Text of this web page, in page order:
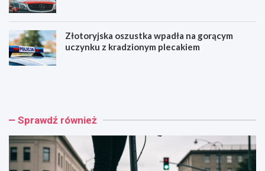
Złotoryjska oszustka wpadła na gorącym
uczynku z kradzionym plecakiem
H
n
g
a
k
R
n
y
P
i
Sprawdź również